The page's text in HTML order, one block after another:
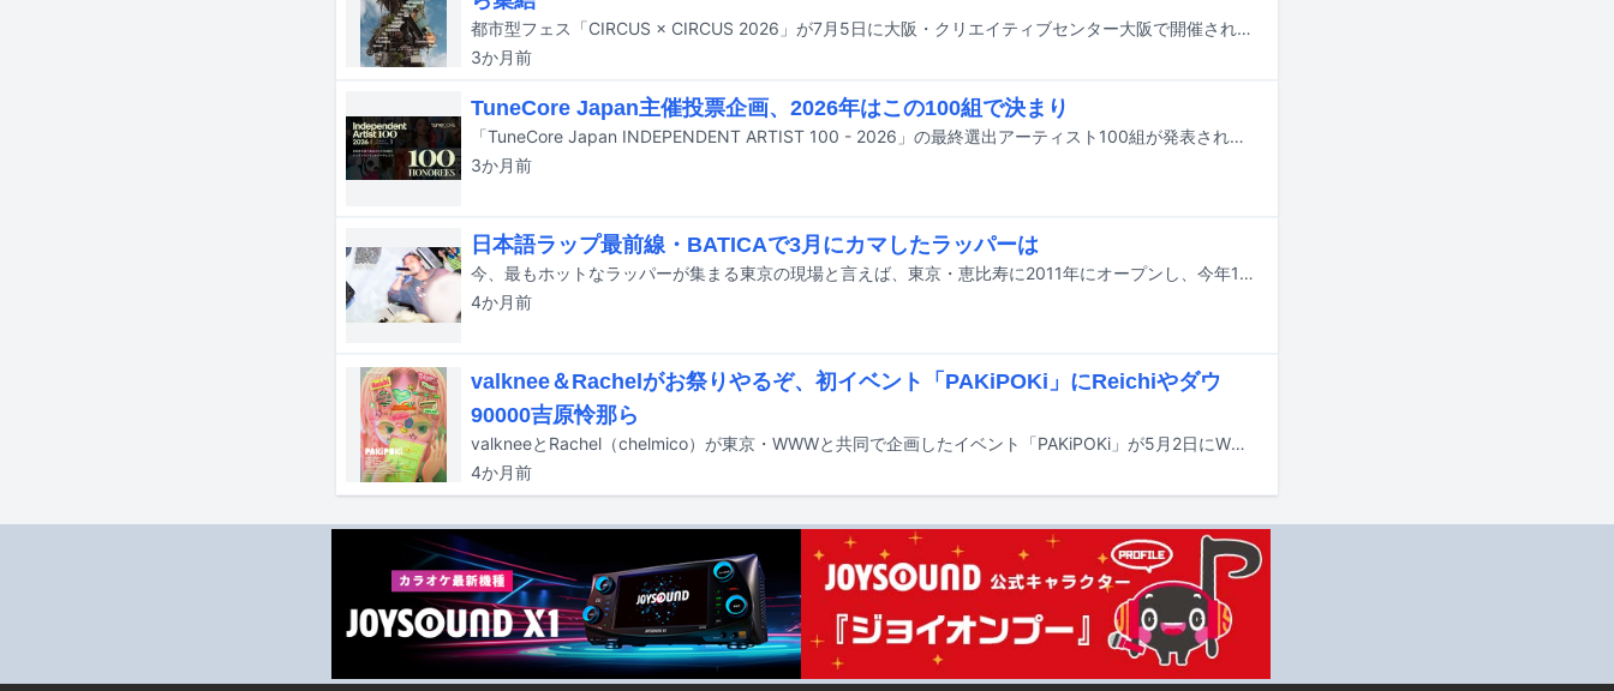
都市型フェス「CIRCUS × CIRCUS 2026」が7月5日に大阪・クリエイティブセンター大阪で開催される。
3か月前
TuneCore Japan主催投票企画、2026年はこの100組で決まり
「TuneCore Japan INDEPENDENT ARTIST 100 - 2026」の最終選出アーティスト100組が発表された。
3か月前
日本語ラップ最前線・BATICAで3月にカマしたラッパーは
今、最もホットなラッパーが集まる東京の現場と言えば、東京・恵比寿に2011年にオープンし、今年15周年を迎えるEBISU BATICA。ヒップホップフェス「POP YOURS 2026」でニューカマーとして登場したAOTO、Siero、Sad Kid Yaz、Kiannaらも出演してきた日本語ラップの最前線であり、毎月さまざまなパーティが開催されています。この連載では、そんなBATICAのブッキングを担当している店長の一瀬公佑さんに特に印象に残ったパーティやラッパーを毎月紹介していただきます。
4か月前
valknee＆Rachelがお祭りやるぞ、初イベント「PAKiPOKi」にReichiやダウ
90000吉原怜那ら
valkneeとRachel（chelmico）が東京・WWWと共同で企画したイベント「PAKiPOKi」が5月2日にWWWとWWW βにて開催される。
4か月前